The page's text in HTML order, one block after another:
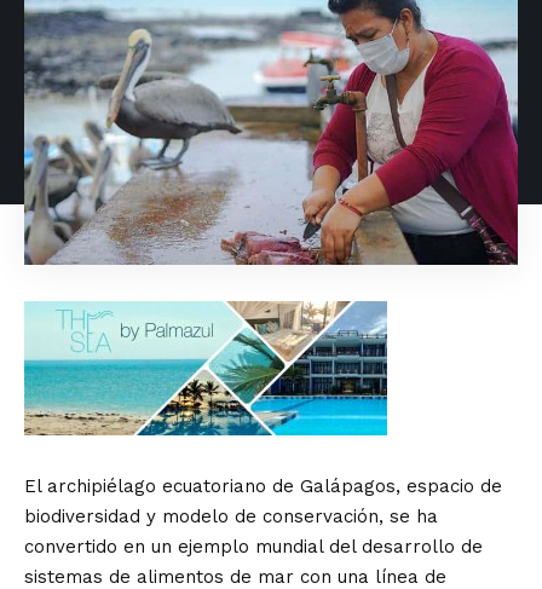
El archipiélago ecuatoriano de Galápagos, espacio de
biodiversidad y modelo de conservación, se ha
convertido en un ejemplo mundial del desarrollo de
sistemas de alimentos de mar con una línea de